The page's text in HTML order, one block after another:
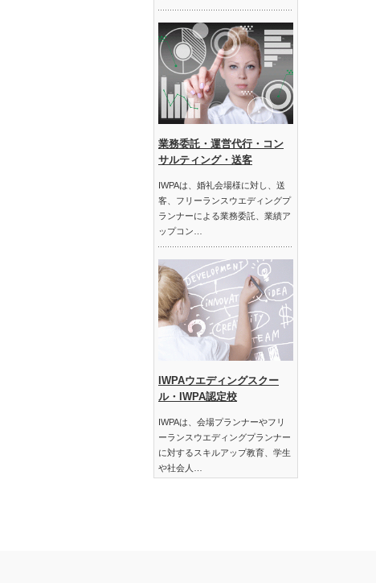
業務委託・運営代行・コン
サルティング・送客
IWPAは、婚礼会場様に対し、送
客、フリーランスウエディングプ
ランナーによる業務委託、業績ア
ップコン…
IWPAウエディングスクー
ル・IWPA認定校
IWPAは、会場プランナーやフリ
ーランスウエディングプランナー
に対するスキルアップ教育、学生
や社会人…